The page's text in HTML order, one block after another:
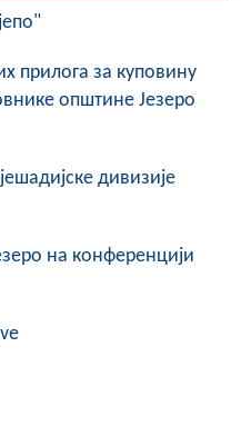
прилога за куповину
општине Језеро
дивизије
на конференцији